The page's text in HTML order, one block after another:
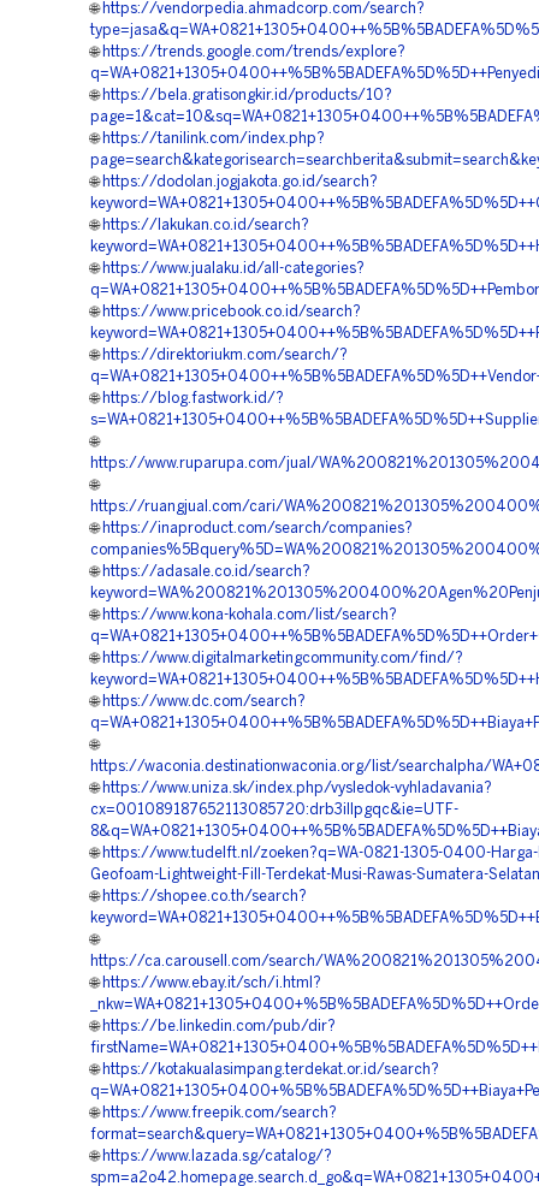
🌐 https://vendorpedia.ahmadcorp.com/search?
🌐 https://trends.google.com/trends/explore?
🌐 https://bela.gratisongkir.id/products/10?
🌐 https://tanilink.com/index.php?
🌐 https://dodolan.jogjakota.go.id/search?
🌐 https://lakukan.co.id/search?
🌐 https://www.jualaku.id/all-categories?
🌐 https://www.pricebook.co.id/search?
🌐 https://direktoriukm.com/search/?
🌐 https://blog.fastwork.id/?
🌐
https://www.ruparupa.com/jual/
🌐
https://ruangjual.com/cari/
🌐 https://inaproduct.com/search/companies?
🌐 https://adasale.co.id/search?
🌐 https://www.kona-kohala.com/list/search?
🌐 https://www.digitalmarketingcommunity.com/find/?
🌐 https://www.dc.com/search?
🌐
https://waconia.destinationwaconia.org/list/searchalpha/
🌐 https://www.uniza.sk/index.php/vysledok-vyhladavania?
cx=001089187652113085720:drb3illpgqc&ie=UTF-
🌐 https://www.tudelft.nl/zoeken?q=WA-0821-1305-0400-Harga-
Geofoam-Lightweight-Fill-Terdekat-Musi-Rawas-Sumatera-Selatan
🌐 https://shopee.co.th/search?
🌐
https://ca.carousell.com/search/
🌐 https://www.ebay.it/sch/i.html?
🌐 https://be.linkedin.com/pub/dir?
🌐 https://kotakualasimpang.terdekat.or.id/search?
🌐 https://www.freepik.com/search?
🌐 https://www.lazada.sg/catalog/?